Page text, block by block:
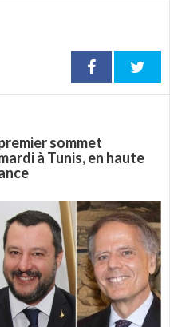
sommet
à Tunis, en haute